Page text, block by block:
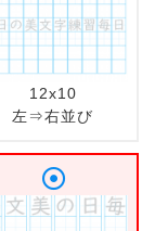
12x10
左⇒右並び